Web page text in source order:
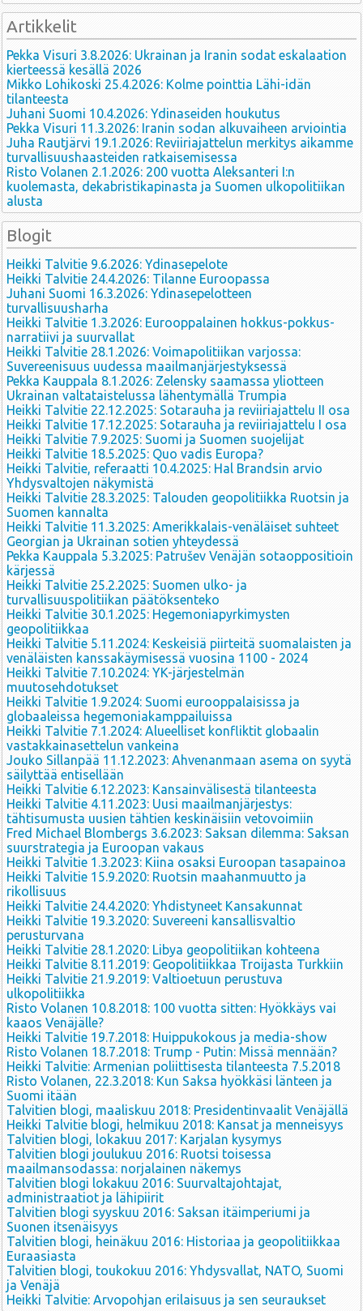
Artikkelit
Pekka Visuri 3.8.2026: Ukrainan ja Iranin sodat eskalaation
kierteessä kesällä 2026
Mikko Lohikoski 25.4.2026: Kolme pointtia Lähi-idän
tilanteesta
Juhani Suomi 10.4.2026: Ydinaseiden houkutus
Pekka Visuri 11.3.2026: Iranin sodan alkuvaiheen arviointia
Juha Rautjärvi 19.1.2026: Reviiriajattelun merkitys aikamme
turvallisuushaasteiden ratkaisemisessa
Risto Volanen 2.1.2026: 200 vuotta Aleksanteri I:n
kuolemasta, dekabristikapinasta ja Suomen ulkopolitiikan
alusta
Blogit
Heikki Talvitie 9.6.2026: Ydinasepelote
Heikki Talvitie 24.4.2026: Tilanne Euroopassa
Juhani Suomi 16.3.2026: Ydinasepelotteen
turvallisuusharha
Heikki Talvitie 1.3.2026: Eurooppalainen hokkus-pokkus-
narratiivi ja suurvallat
Heikki Talvitie 28.1.2026: Voimapolitiikan varjossa:
Suvereenisuus uudessa maailmanjärjestyksessä
Pekka Kauppala 8.1.2026: Zelensky saamassa yliotteen
Ukrainan valtataistelussa lähentymällä Trumpia
Heikki Talvitie 22.12.2025: Sotarauha ja reviiriajattelu II osa
Heikki Talvitie 17.12.2025: Sotarauha ja reviiriajattelu I osa
Heikki Talvitie 7.9.2025: Suomi ja Suomen suojelijat
Heikki Talvitie 18.5.2025: Quo vadis Europa?
Heikki Talvitie, referaatti 10.4.2025: Hal Brandsin arvio
Yhdysvaltojen näkymistä
Heikki Talvitie 28.3.2025: Talouden geopolitiikka Ruotsin ja
Suomen kannalta
Heikki Talvitie 11.3.2025: Amerikkalais-venäläiset suhteet
Georgian ja Ukrainan sotien yhteydessä
Pekka Kauppala 5.3.2025: Patrušev Venäjän sotaoppositioin
kärjessä
Heikki Talvitie 25.2.2025: Suomen ulko- ja
turvallisuuspolitiikan päätöksenteko
Heikki Talvitie 30.1.2025: Hegemoniapyrkimysten
geopolitiikkaa
Heikki Talvitie 5.11.2024: Keskeisiä piirteitä suomalaisten ja
venäläisten kanssakäymisessä vuosina 1100 - 2024
Heikki Talvitie 7.10.2024: YK-järjestelmän
muutosehdotukset
Heikki Talvitie 1.9.2024: Suomi eurooppalaisissa ja
globaaleissa hegemoniakamppailuissa
Heikki Talvitie 7.1.2024: Alueelliset konfliktit globaalin
vastakkainasettelun vankeina
Jouko Sillanpää 11.12.2023: Ahvenanmaan asema on syytä
säilyttää entisellään
Heikki Talvitie 6.12.2023: Kansainvälisestä tilanteesta
Heikki Talvitie 4.11.2023: Uusi maailmanjärjestys:
tähtisumusta uusien tähtien keskinäisiin vetovoimiin
Fred Michael Blombergs 3.6.2023: Saksan dilemma: Saksan
suurstrategia ja Euroopan vakaus
Heikki Talvitie 1.3.2023: Kiina osaksi Euroopan tasapainoa
Heikki Talvitie 15.9.2020: Ruotsin maahanmuutto ja
rikollisuus
Heikki Talvitie 24.4.2020: Yhdistyneet Kansakunnat
Heikki Talvitie 19.3.2020: Suvereeni kansallisvaltio
perusturvana
Heikki Talvitie 28.1.2020: Libya geopolitiikan kohteena
Heikki Talvitie 8.11.2019: Geopolitiikkaa Troijasta Turkkiin
Heikki Talvitie 21.9.2019: Valtioetuun perustuva
ulkopolitiikka
Risto Volanen 10.8.2018: 100 vuotta sitten: Hyökkäys vai
kaaos Venäjälle?
Heikki Talvitie 19.7.2018: Huippukokous ja media-show
Risto Volanen 18.7.2018: Trump - Putin: Missä mennään?
Heikki Talvitie: Armenian poliittisesta tilanteesta 7.5.2018
Risto Volanen, 22.3.2018: Kun Saksa hyökkäsi länteen ja
Suomi itään
Talvitien blogi, maaliskuu 2018: Presidentinvaalit Venäjällä
Heikki Talvitie blogi, helmikuu 2018: Kansat ja menneisyys
Talvitien blogi, lokakuu 2017: Karjalan kysymys
Talvitien blogi joulukuu 2016: Ruotsi toisessa
maailmansodassa: norjalainen näkemys
Talvitien blogi lokakuu 2016: Suurvaltajohtajat,
administraatiot ja lähipiirit
Talvitien blogi syyskuu 2016: Saksan itäimperiumi ja
Suonen itsenäisyys
Talvitien blogi, heinäkuu 2016: Historiaa ja geopolitiikkaa
Euraasiasta
Talvitien blogi, toukokuu 2016: Yhdysvallat, NATO, Suomi
ja Venäjä
Heikki Talvitie: Arvopohjan erilaisuus ja sen seuraukset